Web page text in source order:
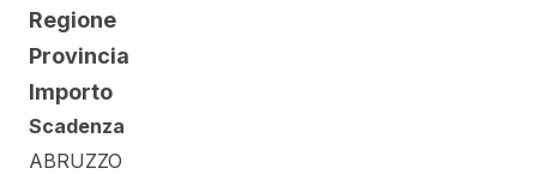
Regione
Provincia
Importo
Scadenza
ABRUZZO